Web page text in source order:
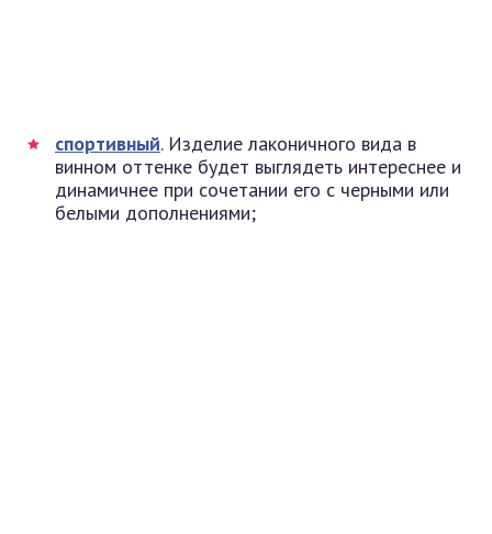
спортивный. Изделие лаконичного вида в
винном оттенке будет выглядеть интереснее и
динамичнее при сочетании его с черными или
белыми дополнениями;